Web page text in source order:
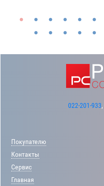
022-201-933,
Покупателю
Контакты
Сервис
Главная